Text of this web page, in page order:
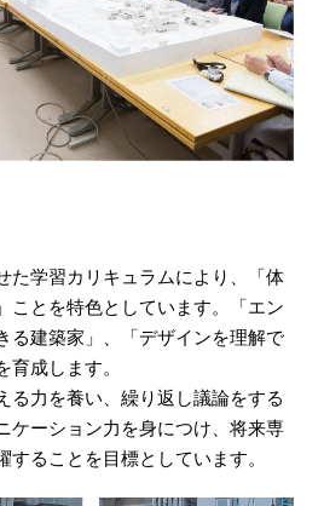
た学習カリキュラムにより、「体
ことを特色としています。「エン
る建築家」、「デザインを理解で
育成します。
る力を養い、繰り返し議論をする
ケーション力を身につけ、将来専
することを目標としています。